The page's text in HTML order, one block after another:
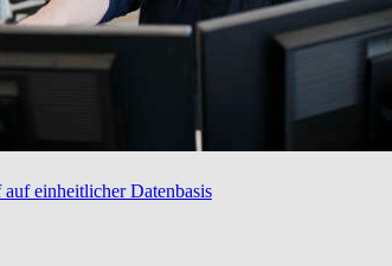
einheitlicher Datenbasis